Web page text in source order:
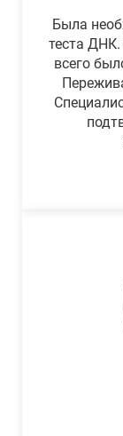
Была
теста
всего